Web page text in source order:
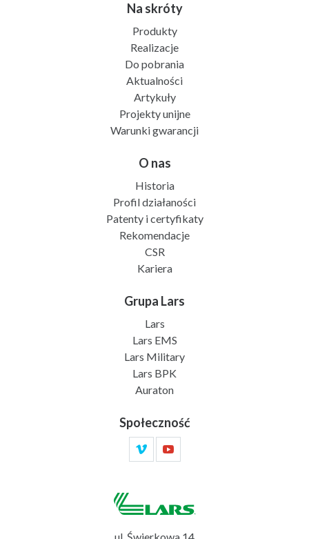
Na skróty
Produkty
Realizacje
Do pobrania
Aktualności
Artykuły
Projekty unijne
Warunki gwarancji
O nas
Historia
Profil działaności
Patenty i certyfikaty
Rekomendacje
CSR
Kariera
Grupa Lars
Lars
Lars EMS
Lars Military
Lars BPK
Auraton
Społeczność